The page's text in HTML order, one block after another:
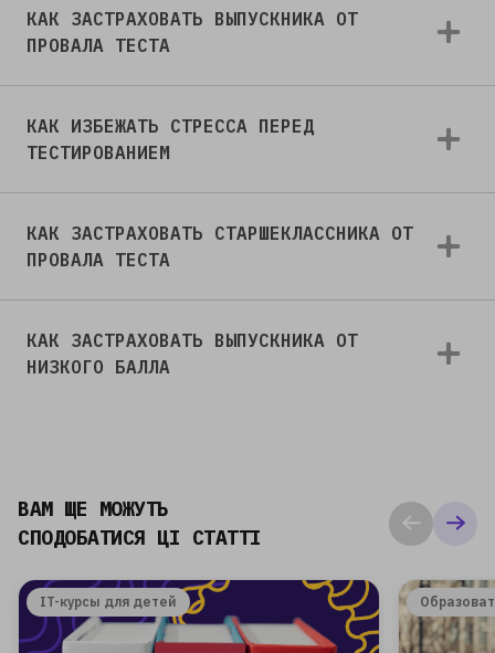
КАК ЗАСТРАХОВАТЬ ВЫПУСКНИКА ОТ
ПРОВАЛА ТЕСТА
КАК ИЗБЕЖАТЬ СТРЕССА ПЕРЕД
ТЕСТИРОВАНИЕМ
КАК ЗАСТРАХОВАТЬ СТАРШЕКЛАССНИКА ОТ
ПРОВАЛА ТЕСТА
КАК ЗАСТРАХОВАТЬ ВЫПУСКНИКА ОТ
НИЗКОГО БАЛЛА
ВАМ ЩЕ МОЖУТЬ
СПОДОБАТИСЯ ЦІ СТАТТІ
IT-курсы для детей